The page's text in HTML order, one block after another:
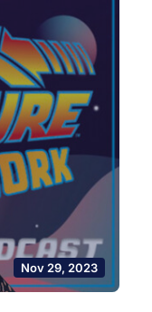
Nov 29, 2023